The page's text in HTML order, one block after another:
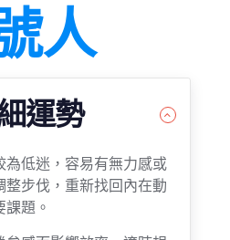
人
運勢
為低迷，容易有無力感或
整步伐，重新找回內在動
題。